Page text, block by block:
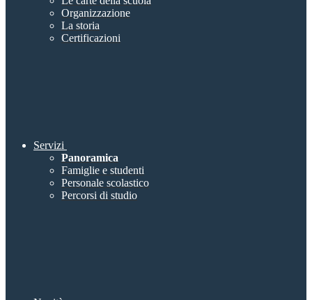
Organizzazione
La storia
Certificazioni
Servizi
Panoramica
Famiglie e studenti
Personale scolastico
Percorsi di studio